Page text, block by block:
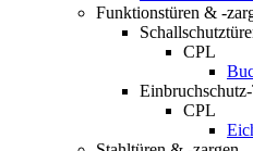
Funktionstüren & -
CPL
CPL